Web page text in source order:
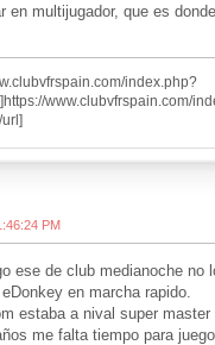
en multijugador, que es
index.php?
www.clubvfrspain.com/
PM
ese de club medianoche no
en marcha rapido.
estaba a nival super master ,
me falta tiempo para